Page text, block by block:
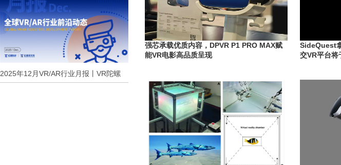
2025年12月VR/AR行业月报丨VR陀螺
强芯承载优质内容，DPVR P1 PRO MAX赋
能VR电影高品质呈现
SideQuest
交VR平台将